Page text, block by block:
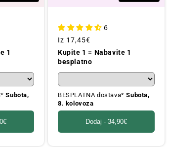
1
Subota,
6
Redovna
cijena
Iz 17,45€
Kupite 1 = Nabavite 1
besplatno
BESPLATNA dostava*Subota,
8. kolovoza
Dodaj - 34,90€